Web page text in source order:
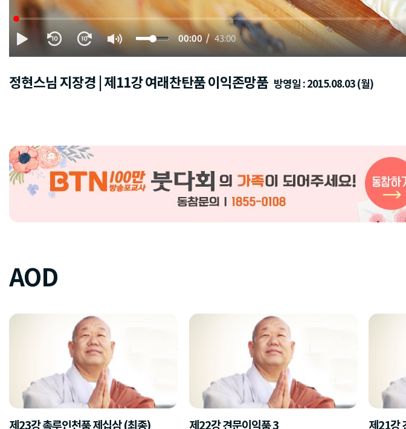
00:00 43:00
정현스님 지장경 | 제11강 여래찬탄품 이익존망품 방영일 : 2015.08.03 (월)